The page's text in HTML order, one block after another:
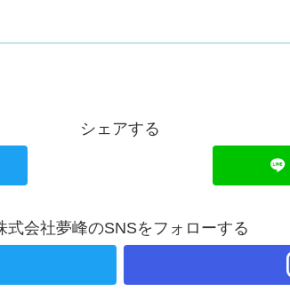
シェアする
式会社夢峰のSNSをフォローする